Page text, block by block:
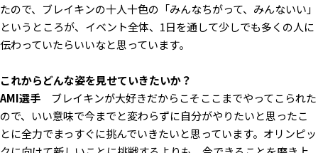
たので、ブレイキンの十人十色の「みんなちがって、みんないい」
というところが、イベント全体、1日を通して少しでも多くの人に
伝わっていたらいいなと思っています。
――これからどんな姿を見せていきたいか？
AMI選手 ブレイキンが大好きだからこそここまでやってこられた
ので、いい意味で今までと変わらずに自分がやりたいと思ったこ
とに全力でまっすぐに挑んでいきたいと思っています。オリンピッ